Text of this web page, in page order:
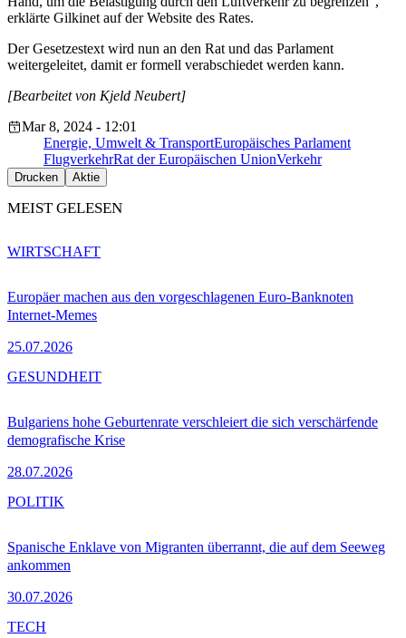
erklärte Gilkinet auf der Website des Rates.
Der Gesetzestext wird nun an den Rat und das Parlament
weitergeleitet, damit er formell verabschiedet werden kann.
[Bearbeitet von Kjeld Neubert]
Mar 8, 2024 - 12:01
Energie, Umwelt & TransportEuropäisches Parlament
FlugverkehrRat der Europäischen UnionVerkehr
Drucken Aktie
MEIST GELESEN
Europäer machen aus den vorgeschlagenen Euro-Banknoten
Internet-Memes
25.07.2026
WIRTSCHAFT
Bulgariens hohe Geburtenrate verschleiert die sich verschärfende
demografische Krise
28.07.2026
GESUNDHEIT
Spanische Enklave von Migranten überrannt, die auf dem Seeweg
ankommen
30.07.2026
POLITIK
TECH